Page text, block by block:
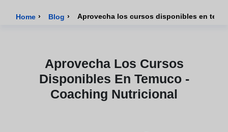
Home › Blog › Aprovecha los cursos disponibles en
Aprovecha Los Cursos
Disponibles En Temuco -
Coaching Nutricional